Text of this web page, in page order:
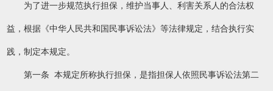
为了进一步规范执行担保，维护当事人、利害关系人的合法权
益，根据《中华人民共和国民事诉讼法》等法律规定，结合执行实
践，制定本规定。
第一条 本规定所称执行担保，是指担保人依照民事诉讼法第二